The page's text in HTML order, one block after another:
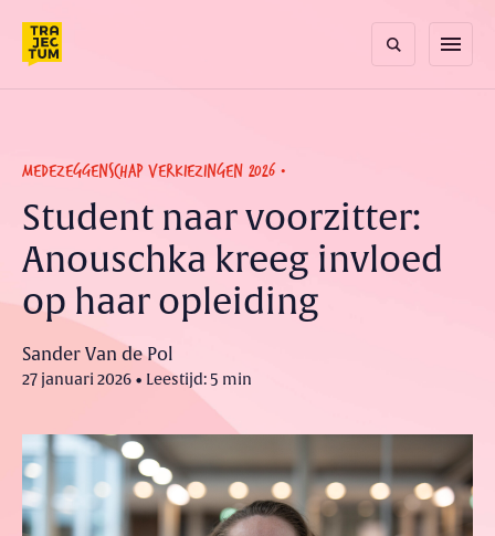
content
menu
MEDEZEGGENSCHAP VERKIEZINGEN 2026
Student naar voorzitter:
Anouschka kreeg invloed
op haar opleiding
Sander Van de Pol
27 januari 2026 • Leestijd: 5 min